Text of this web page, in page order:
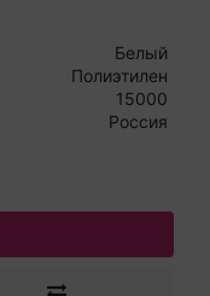
Белый
Полиэтилен
15000
Россия